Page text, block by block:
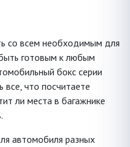
со всем необходимым для
готовым к любым
бокс серии
все, что посчитаете
ли места в багажнике
автомобиля разных